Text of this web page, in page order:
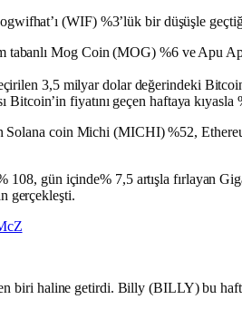
(WIF) %3’lük bir düşüşle
Mog Coin (MOG) %6 ve Apu
3,5 milyar dolar değerindeki
Bitcoin’in fiyatını geçen haftaya
Solana coin Michi (MICHI) %52,
gün içinde% 7,5 artışla fırlayan
gerçekleşti.
biri haline getirdi. Billy (BILLY) bu